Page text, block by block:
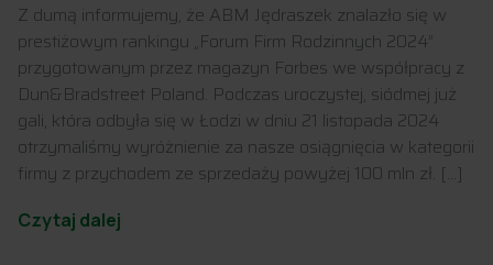
Z dumą informujemy, że ABM Jędraszek znalazło się w
prestiżowym rankingu „Forum Firm Rodzinnych 2024”
przygotowanym przez magazyn Forbes we współpracy z
Dun&Bradstreet Poland. Podczas uroczystej, siódmej już
gali, która odbyła się w Łodzi w dniu 21 listopada 2024
otrzymaliśmy wyróżnienie za nasze osiągnięcia w kategorii
firmy z przychodem ze sprzedaży powyżej 100 mln zł. […]
Czytaj dalej